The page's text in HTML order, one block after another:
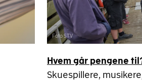
Foto STV
Hvem går pengene
Skuespillere,